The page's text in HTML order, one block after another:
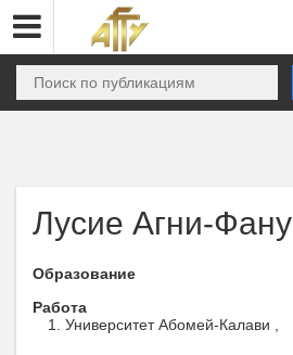
Лусие Агни-Фану
Образование
Работа
Университет Абомей-Калави ,